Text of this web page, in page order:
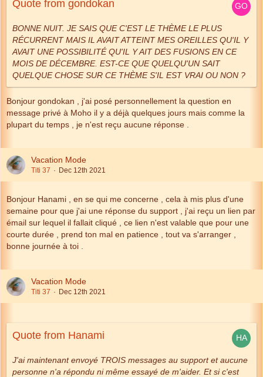
Quote from gondokan
BONNE NUIT. JE SAIS QUE C'EST LE THÈME LE PLUS
RÉCURRENT MAIS IL AVAIT ATTEINT MES OREILLES QU'IL Y
AVAIT UNE POSSIBILITÉ QU'IL Y AIT DES FUSIONS EN CE
MOIS DE DÉCEMBRE. EST-CE QUE QUELQU'UN SAIT
QUELQUE CHOSE SUR CE THÈME S'IL EST VRAI OU NON ?
Bonjour gondokan , j'ai posé personnellement la question en
message privé à Moho il y a déjà quelques jours mais comme la
plupart du temps , je n'est reçu aucune réponse .
Vacation Mode
Titi 37 Dec 12th 2021
Bonjour Hanami , en se qui me concerne , cela à mis plus d'une
semaine pour que j'ai une réponse du support , j'ai reçu un lien par
émail sur lequel il fallait cliqué , ce lien n'est valable que pour une
courte durée , prend ton mal en patience , tout va s'arranger ,
bonne journée à toi .
Vacation Mode
Titi 37 Dec 12th 2021
Quote from Hanami
J'ai maintenant envoyé TROIS messages au support et aucune
personne n'a répondu ni même essayé de m'aider. Et si c'est